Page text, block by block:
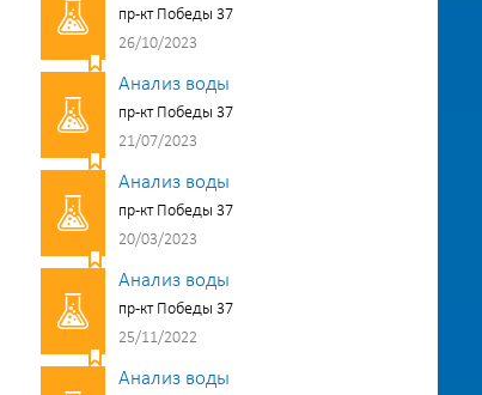
пр-кт Победы 37
26/10/2023
Анализ воды
пр-кт Победы 37
21/07/2023
Анализ воды
пр-кт Победы 37
20/03/2023
Анализ воды
пр-кт Победы 37
25/11/2022
Анализ воды